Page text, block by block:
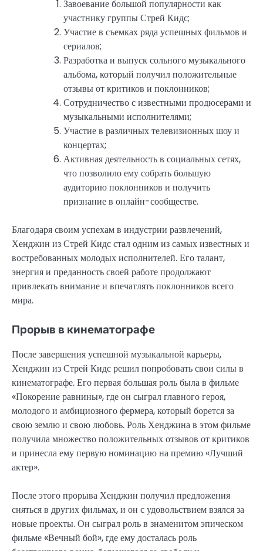
Завоевание большой популярности как
участнику группы Стрей Кидс;
Участие в съемках ряда успешных фильмов и
сериалов;
Разработка и выпуск сольного музыкального
альбома, который получил положительные
отзывы от критиков и поклонников;
Сотрудничество с известными продюсерами и
музыкальными исполнителями;
Участие в различных телевизионных шоу и
концертах;
Активная деятельность в социальных сетях,
что позволило ему собрать большую
аудиторию поклонников и получить
признание в онлайн-сообществе.
Благодаря своим успехам в индустрии развлечений,
Хенджин из Стрей Кидс стал одним из самых известных и
востребованных молодых исполнителей. Его талант,
энергия и преданность своей работе продолжают
привлекать внимание и впечатлять поклонников всего
мира.
Прорыв в кинематографе
После завершения успешной музыкальной карьеры,
Хенджин из Стрей Кидс решил попробовать свои силы в
кинематографе. Его первая большая роль была в фильме
«Покорение равнины», где он сыграл главного героя,
молодого и амбициозного фермера, который борется за
свою землю и свою любовь. Роль Хенджина в этом фильме
получила множество положительных отзывов от критиков
и принесла ему первую номинацию на премию «Лучший
актер».
После этого прорыва Хенджин получил предложения
сняться в других фильмах, и он с удовольствием взялся за
новые проекты. Он сыграл роль в знаменитом эпическом
фильме «Вечный бой», где ему досталась роль